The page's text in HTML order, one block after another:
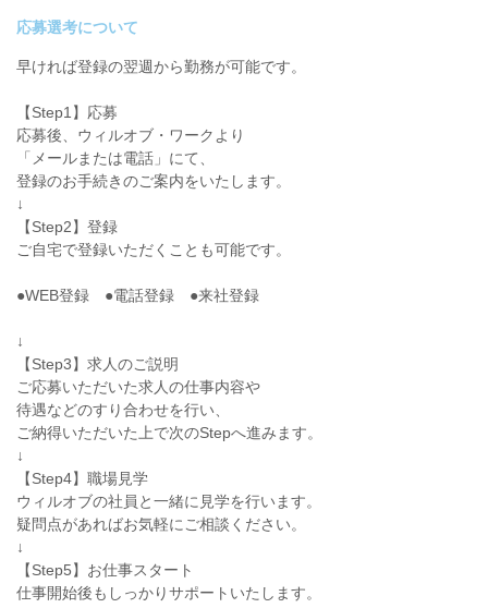
応募選考について
早ければ登録の翌週から勤務が可能です。
【Step1】応募
応募後、ウィルオブ・ワークより
「メールまたは電話」にて、
登録のお手続きのご案内をいたします。
↓
【Step2】登録
ご自宅で登録いただくことも可能です。
●WEB登録 ●電話登録 ●来社登録
↓
【Step3】求人のご説明
ご応募いただいた求人の仕事内容や
待遇などのすり合わせを行い、
ご納得いただいた上で次のStepへ進みます。
↓
【Step4】職場見学
ウィルオブの社員と一緒に見学を行います。
疑問点があればお気軽にご相談ください。
↓
【Step5】お仕事スタート
仕事開始後もしっかりサポートいたします。